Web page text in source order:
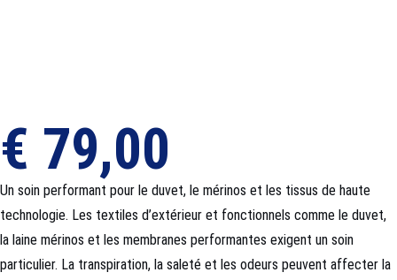
€ 79,00
Un soin performant pour le duvet, le mérinos et les tissus de haute
technologie. Les textiles d’extérieur et fonctionnels comme le duvet,
la laine mérinos et les membranes performantes exigent un soin
particulier. La transpiration, la saleté et les odeurs peuvent affecter la